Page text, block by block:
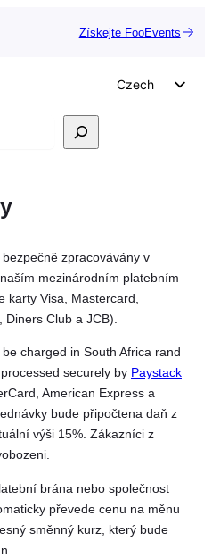
Získejte FooEvents
Czech
Portuguese
French
Polish
Greek
zpracovávány v
mezinárodním platebním
karty Visa, Mastercard,
Club a JCB).
charged in South Africa rand
securely by Paystack
American Express a
bude připočtena daň z
výši 15%. Zákazníci z
brána nebo společnost
převede cenu na měnu
směnný kurz, který bude